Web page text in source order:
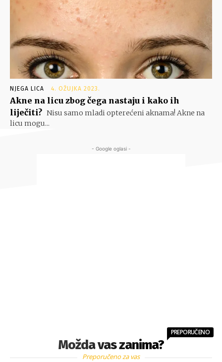
NJEGA LICA 4. OŽUJKA 2023.
Akne na licu zbog čega nastaju i kako ih
liječiti? Nisu samo mladi opterećeni aknama! Akne na
licu mogu...
- Google oglasi -
Možda vas zanima?
PREPORUČENO
Preporučeno za vas